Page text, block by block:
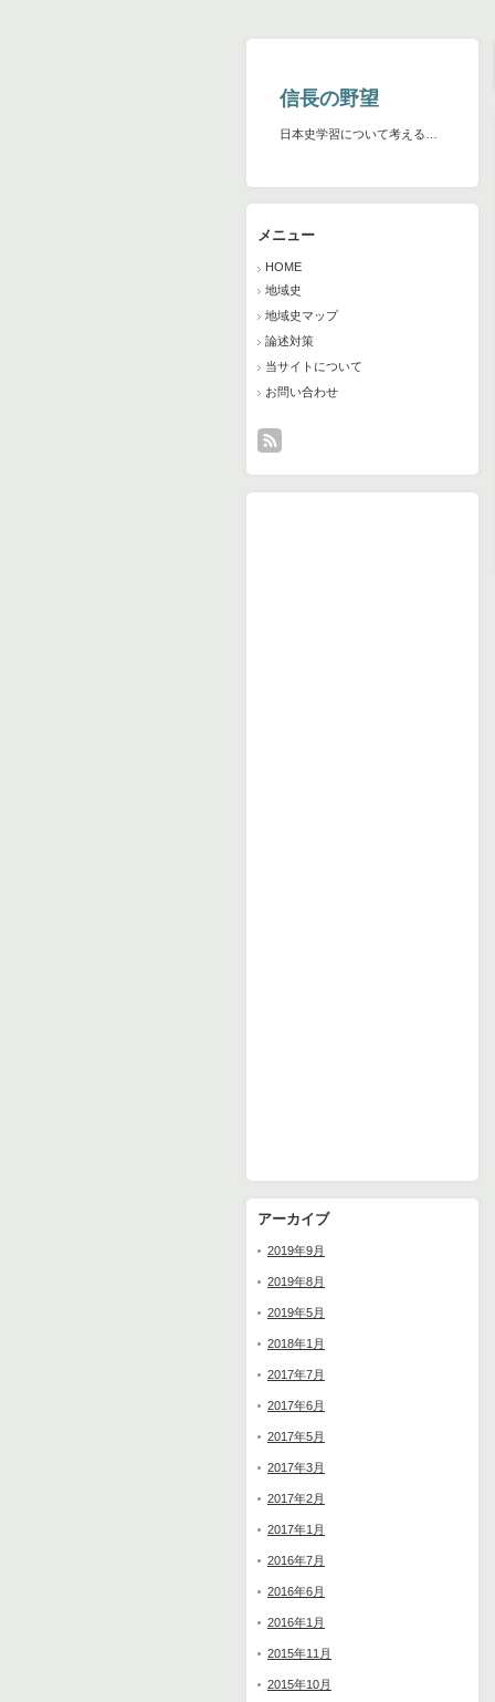
信長の野望
日本史学習について考える…
メニュー
HOME
地域史
地域史マップ
論述対策
当サイトについて
お問い合わせ
アーカイブ
2019年9月
2019年8月
2019年5月
2018年1月
2017年7月
2017年6月
2017年5月
2017年3月
2017年2月
2017年1月
2016年7月
2016年6月
2016年1月
2015年11月
2015年10月